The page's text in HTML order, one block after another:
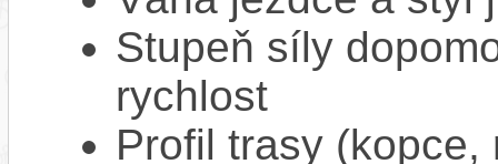
Stupeň síly
rychlost
Profil trasy